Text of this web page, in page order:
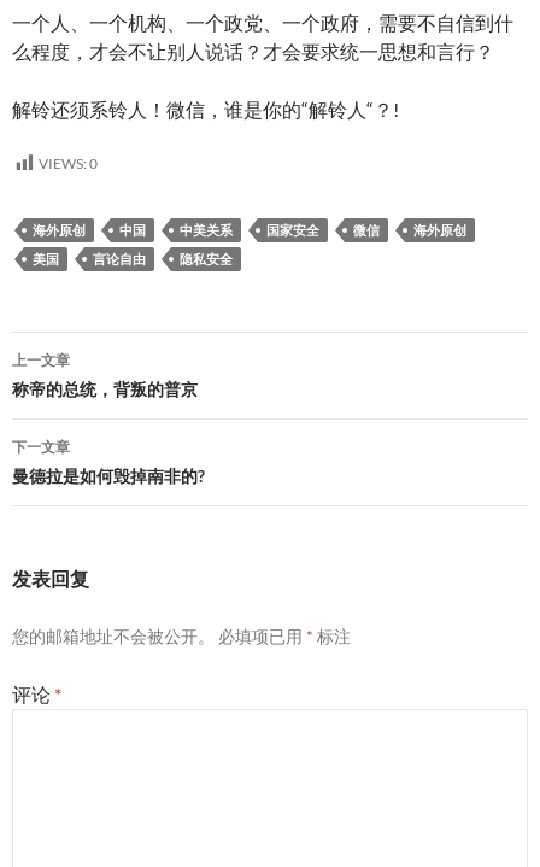
一个人、一个机构、一个政党、一个政府，需要不自信到什
么程度，才会不让别人说话？才会要求统一思想和言行？
解铃还须系铃人！微信，谁是你的“解铃人“？!
VIEWS: 0
海外原创 中国 中美关系 国家安全 微信
海外原创
美国
言论自由 隐私安全
文
章
导
航
上一文章
称帝的总统，背叛的普京
下一文章
曼德拉是如何毁掉南非的?
发表回复
您的邮箱地址不会被公开。 必填项已用 * 标注
评论 *